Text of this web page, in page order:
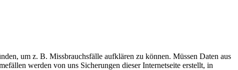
um z. B. Missbrauchsfälle aufklären zu können. Müssen Daten aus
werden von uns Sicherungen dieser Internetseite erstellt, in